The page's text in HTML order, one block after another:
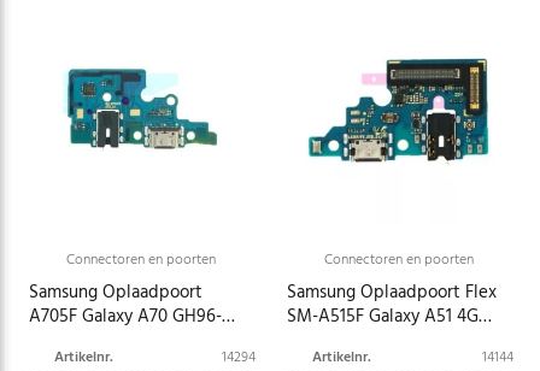
Connectoren en poorten
Samsung Oplaadpoort
A705F Galaxy A70 GH96-
Artikelnr.
14294
Connectoren en poorten
Samsung Oplaadpoort Flex
SM-A515F Galaxy A51 4G
Artikelnr.
14144